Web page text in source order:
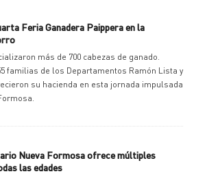
Feria Ganadera Paippera en la
más de 700 cabezas de ganado.
familias de los Departamentos Ramón Lista y
su hacienda en esta jornada impulsada
Nueva Formosa ofrece múltiples
las edades